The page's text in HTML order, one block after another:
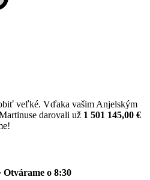
veľké. Vďaka vašim Anjelským
darovali už 1 501 145,00 €
Otvárame o 8:30